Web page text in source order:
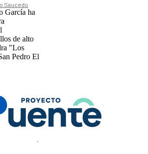
Saucedo
García ha
de alto
"Los
Pedro El
.